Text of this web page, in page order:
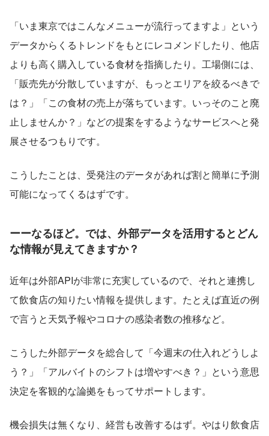
「いま東京ではこんなメニューが流行ってますよ」という
データからくるトレンドをもとにレコメンドしたり、他店
よりも高く購入している食材を指摘したり。工場側には、
「販売先が分散していますが、もっとエリアを絞るべきで
は？」「この食材の売上が落ちています。いっそのこと廃
止しませんか？」などの提案をするようなサービスへと発
展させるつもりです。
こうしたことは、受発注のデータがあれば割と簡単に予測
可能になってくるはずです。
ーーなるほど。では、外部データを活用するとどん
な情報が見えてきますか？
近年は外部APIが非常に充実しているので、それと連携し
て飲食店の知りたい情報を提供します。たとえば直近の例
で言うと天気予報やコロナの感染者数の推移など。
こうした外部データを総合して「今週末の仕入れどうしよ
う？」「アルバイトのシフトは増やすべき？」という意思
決定を客観的な論拠をもってサポートします。
機会損失は無くなり、経営も改善するはず。やはり飲食店